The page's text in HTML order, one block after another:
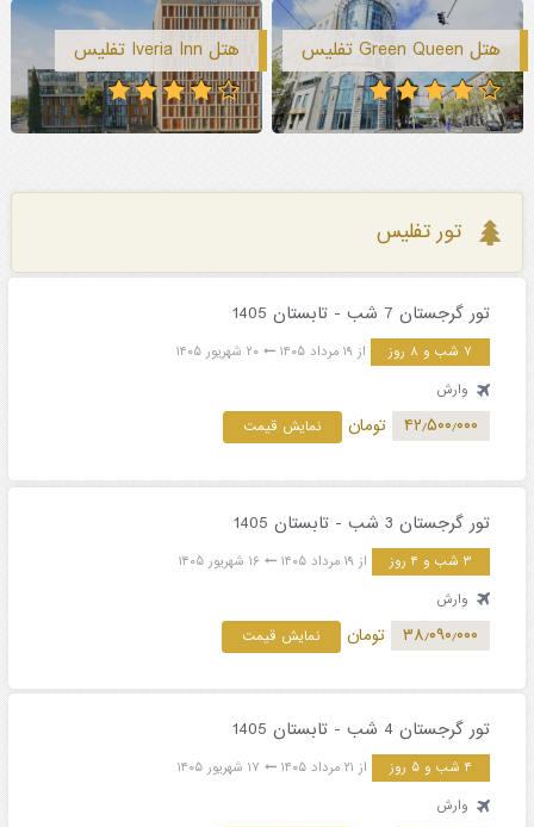
هتل Green Queen تفلیس هتل Iveria Inn تفلیس
تور تفلیس
تور گرجستان 7 شب - تابستان 1405
۷ شب و ۸ روز از ۱۹ مرداد ۱۴۰۵
۲۰ شهریور ۱۴۰۵
وارش
۴۲٫۵۰۰٫۰۰۰ تومان نمایش قیمت
تور گرجستان 3 شب - تابستان 1405
۳ شب و ۴ روز از ۱۹ مرداد ۱۴۰۵
۱۶ شهریور ۱۴۰۵
وارش
۳۸٫۰۹۰٫۰۰۰ تومان نمایش قیمت
تور گرجستان 4 شب - تابستان 1405
۴ شب و ۵ روز از ۲۱ مرداد ۱۴۰۵
۱۷ شهریور ۱۴۰۵
وارش